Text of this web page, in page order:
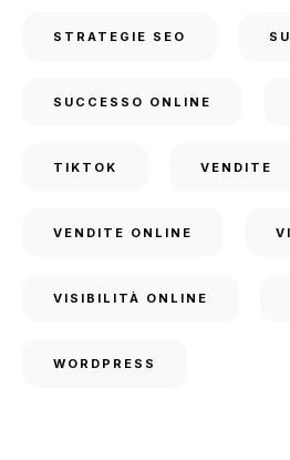
STRATEGIE SEO
SUCCESSO ONLINE
TIKTOK VENDITE
VENDITE ONLINE
VISIBILITÀ ONLINE
WORDPRESS